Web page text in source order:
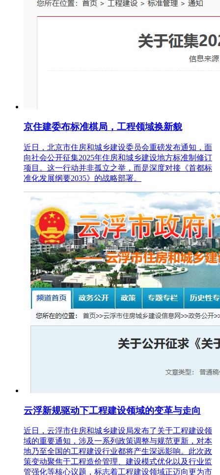
京住建委布标准棋局，工程领域换新貌
近日，北京市住房和城乡建设委员会重磅发布通知，面
向社会公开征集2025年住房和城乡建设地方标准制修订
项目。这一行动并非孤立之举，而是深度对接《首都标
准化发展纲要2035》的战略部署。
云浮新规驱动下工程建设领域的变革与走向
近日，云浮市住房和城乡建设局发布了关于工程建设领
域的重要通知，涉及一系列政策调整与规范更新，对本
地乃至全国的工程建设行业都将产生深远影响。此次政
策变动聚焦于工程造价管理、建设模式优化以及行业监
管强化等核心议题，标志着工程建设领域正迈向更为市